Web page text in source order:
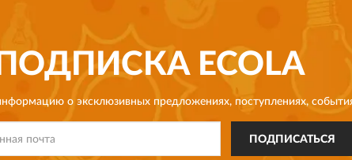
ПОДПИСКАECOLA
о эксклюзивных предложениях,поступлениях,
ПОДПИСАТЬСЯ